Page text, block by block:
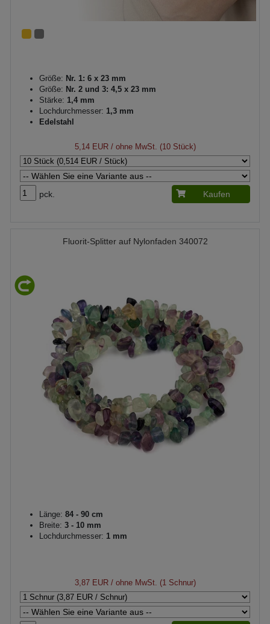
Größe: Nr. 1: 6 x 23 mm
Größe: Nr. 2 und 3: 4,5 x 23 mm
Stärke: 1,4 mm
Lochdurchmesser: 1,3 mm
Edelstahl
5,14 EUR/ ohne MwSt. (10 Stück)
pck. Kaufen
Fluorit-Splitter auf Nylonfaden 340072
Länge: 84 - 90 cm
Breite: 3 - 10 mm
Lochdurchmesser: 1 mm
3,87 EUR/ ohne MwSt. (1 Schnur)